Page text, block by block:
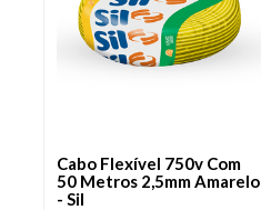
Cabo Flexível 750v Com
50 Metros 2,5mm Amarelo
- Sil